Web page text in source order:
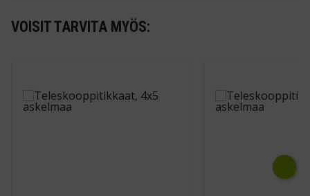
VOISIT TARVITA MYÖS: